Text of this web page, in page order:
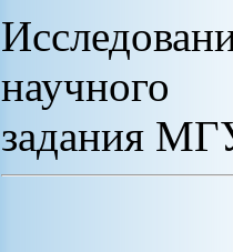
научного
задания